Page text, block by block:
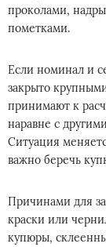
проколами,
пометками.
Если номинал и
закрыто
принимают к
наравне с
Ситуация
важно беречь
Причинами для
краски или
купюры,